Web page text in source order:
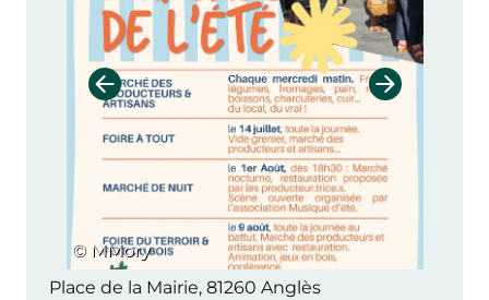
© MMory
Place de la Mairie, 81260 Anglès